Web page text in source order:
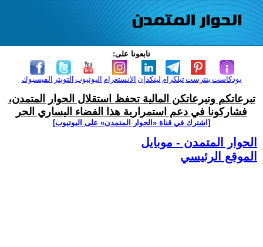
تابعونا على:
الفيسبوك التويتر اليوتيوب الانستغرام لينكدإن تيلكرامبنترست بودكاست
تبرعاتكم وتبرعاتكن المالية تحفظ استقلال الحوار المتمدن،
فشاركونا في دعم استمرارية هذا الفضاء اليساري الحر
[اشترك في قناة ‫«الحوار المتمدن» على اليوتيوب]
الحوار المتمدن - موبايل
الموقع الرئيسي